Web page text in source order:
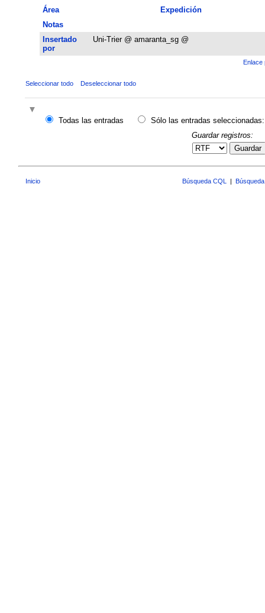
Área
Expedición
Notas
Insertado
por
Uni-Trier @ amaranta_sg @
Enlace
Seleccionar todo Deseleccionar todo
Todas las entradas
Sólo las entradas seleccionadas:
Guardar registros:
Guardar
Inicio Búsqueda CQL